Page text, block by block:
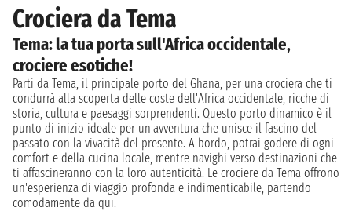
Crociera da Tema
Tema: la tua porta sull'Africa occidentale,
crociere esotiche!
Parti da Tema, il principale porto del Ghana, per una crociera che ti
condurrà alla scoperta delle coste dell'Africa occidentale, ricche di
storia, cultura e paesaggi sorprendenti. Questo porto dinamico è il
punto di inizio ideale per un'avventura che unisce il fascino del
passato con la vivacità del presente. A bordo, potrai godere di ogni
comfort e della cucina locale, mentre navighi verso destinazioni che
ti affascineranno con la loro autenticità. Le crociere da Tema offrono
un'esperienza di viaggio profonda e indimenticabile, partendo
comodamente da qui.